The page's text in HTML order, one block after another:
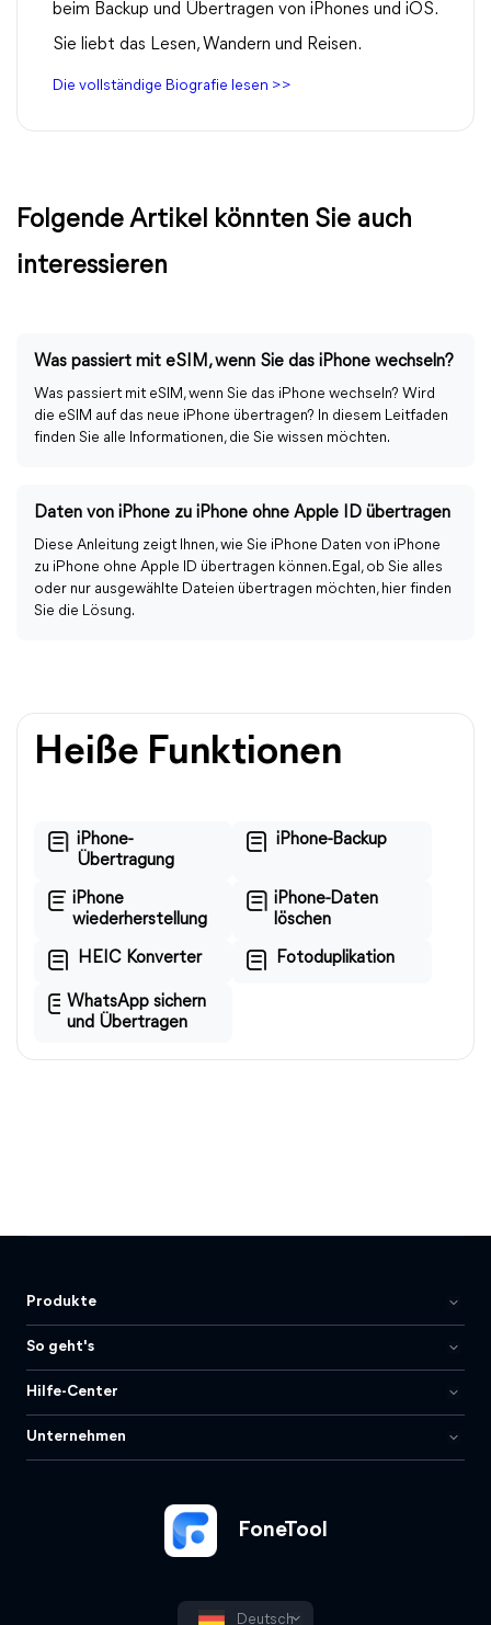
beim Backup und Übertragen von iPhones und iOS.
Sie liebt das Lesen, Wandern und Reisen.
Die vollständige Biografie lesen >>
Folgende Artikel könnten Sie auch
interessieren
Was passiert mit eSIM, wenn Sie das iPhone wechseln?
Was passiert mit eSIM, wenn Sie das iPhone wechseln? Wird
die eSIM auf das neue iPhone übertragen? In diesem Leitfaden
finden Sie alle Informationen, die Sie wissen möchten.
Daten von iPhone zu iPhone ohne Apple ID übertragen
Diese Anleitung zeigt Ihnen, wie Sie iPhone Daten von iPhone
zu iPhone ohne Apple ID übertragen können. Egal, ob Sie alles
oder nur ausgewählte Dateien übertragen möchten, hier finden
Sie die Lösung.
Heiße Funktionen
iPhone-
Übertragung
iPhone-Backup
iPhone
wiederherstellung
iPhone-Daten
löschen
HEIC Konverter Fotoduplikation
WhatsApp sichern
und Übertragen
FoneTool
Deutsch
Produkte
So geht's
Hilfe-Center
Unternehmen